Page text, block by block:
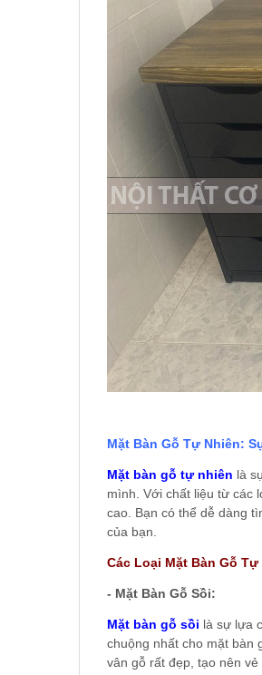
Mặt Bàn Gỗ Tự Nhiên:
Mặt bàn gỗ tự nhiên là
mình. Với chất liệu từ các
cao. Bạn có thể dễ dàng
của bạn.
Các Loại Mặt Bàn Gỗ Tự
- Mặt Bàn Gỗ Sồi:
Mặt bàn gỗ sồi là sự lựa
chuộng nhất cho mặt bàn
vân gỗ rất đẹp, tạo nên